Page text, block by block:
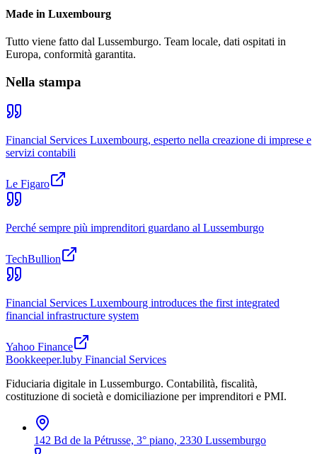
Made in Luxembourg
Tutto viene fatto dal Lussemburgo. Team locale, dati ospitati in
Europa, conformità garantita.
Nella stampa
Financial Services Luxembourg, esperto nella creazione di imprese e
servizi contabili
Le Figaro
Perché sempre più imprenditori guardano al Lussemburgo
TechBullion
Financial Services Luxembourg introduces the first integrated
financial infrastructure system
Yahoo Finance
Bookkeeper.luby Financial Services
Fiduciaria digitale in Lussemburgo. Contabilità, fiscalità,
costituzione di società e domiciliazione per imprenditori e PMI.
142 Bd de la Pétrusse, 3° piano, 2330 Lussemburgo